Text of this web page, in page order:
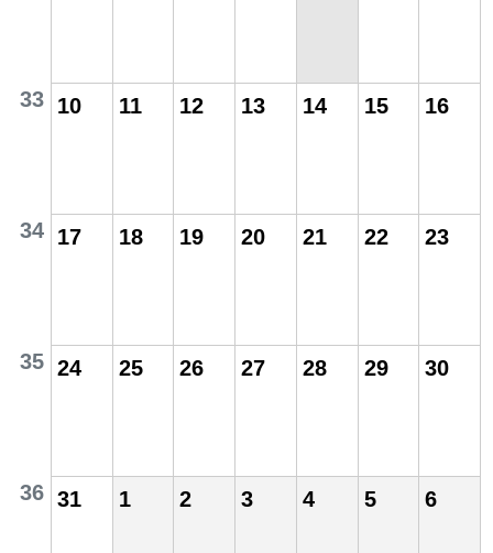
33 10 11 12 13 14 15 16
34 17 18 19 20 21 22 23
35 24 25 26 27 28 29 30
36 31 1 2 3 4 5 6